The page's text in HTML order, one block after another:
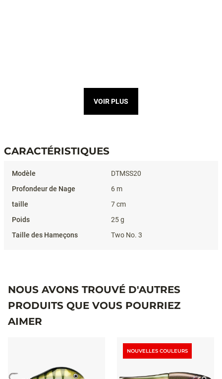
VOIR PLUS
CARACTÉRISTIQUES
DTMSS20
6 m
7 cm
25 g
Two No. 3
NOUS AVONS TROUVÉ D'AUTRES
PRODUITS QUE VOUS POURRIEZ
AIMER
NOUVELLES COULEURS